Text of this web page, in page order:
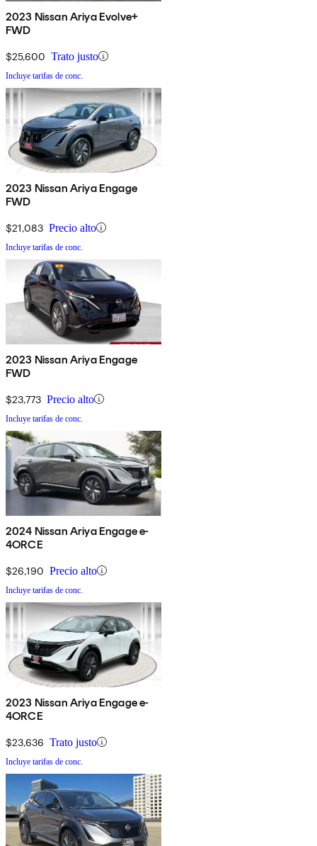
2023 Nissan Ariya Evolve+
FWD
$25,600 Trato justo
Incluye tarifas de conc.
2023 Nissan Ariya Engage
FWD
$21,083 Precio alto
Incluye tarifas de conc.
2023 Nissan Ariya Engage
FWD
$23,773 Precio alto
Incluye tarifas de conc.
2024 Nissan Ariya Engage e-
4ORCE
$26,190 Precio alto
Incluye tarifas de conc.
2023 Nissan Ariya Engage e-
4ORCE
$23,636 Trato justo
Incluye tarifas de conc.